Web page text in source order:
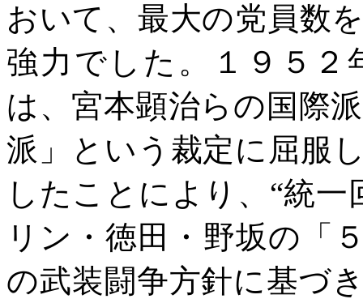
おいて、最大の党員数
強力でした。１９５２
は、宮本顕治らの国際
派」という裁定に屈服
したことにより、“統
リン・徳田・野坂の「
の武装闘争方針に基づ